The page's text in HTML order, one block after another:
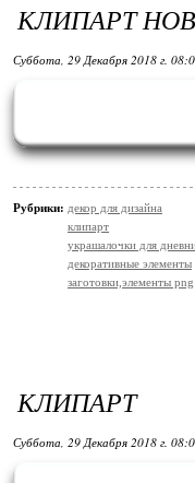
КЛИПАРТ
Суббота, 29 Декабря 2018 г.
Рубрики: декор для дизайна
клипарт
украшалочки для
декоративные элементы
заготовки,элементы png
КЛИПАРТ
Суббота, 29 Декабря 2018 г.